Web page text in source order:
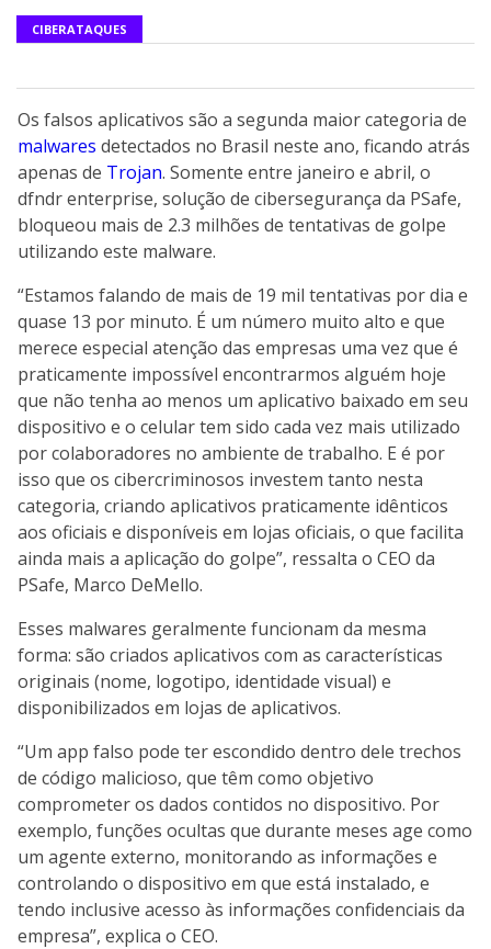
CIBERATAQUES
Os falsos aplicativos são a segunda maior categoria de
malwares detectados no Brasil neste ano, ficando atrás
apenas de Trojan. Somente entre janeiro e abril, o
dfndr enterprise, solução de cibersegurança da PSafe,
bloqueou mais de 2.3 milhões de tentativas de golpe
utilizando este malware.
“Estamos falando de mais de 19 mil tentativas por dia e
quase 13 por minuto. É um número muito alto e que
merece especial atenção das empresas uma vez que é
praticamente impossível encontrarmos alguém hoje
que não tenha ao menos um aplicativo baixado em seu
dispositivo e o celular tem sido cada vez mais utilizado
por colaboradores no ambiente de trabalho. E é por
isso que os cibercriminosos investem tanto nesta
categoria, criando aplicativos praticamente idênticos
aos oficiais e disponíveis em lojas oficiais, o que facilita
ainda mais a aplicação do golpe”, ressalta o CEO da
PSafe, Marco DeMello.
Esses malwares geralmente funcionam da mesma
forma: são criados aplicativos com as características
originais (nome, logotipo, identidade visual) e
disponibilizados em lojas de aplicativos.
“Um app falso pode ter escondido dentro dele trechos
de código malicioso, que têm como objetivo
comprometer os dados contidos no dispositivo. Por
exemplo, funções ocultas que durante meses age como
um agente externo, monitorando as informações e
controlando o dispositivo em que está instalado, e
tendo inclusive acesso às informações confidenciais da
empresa”, explica o CEO.